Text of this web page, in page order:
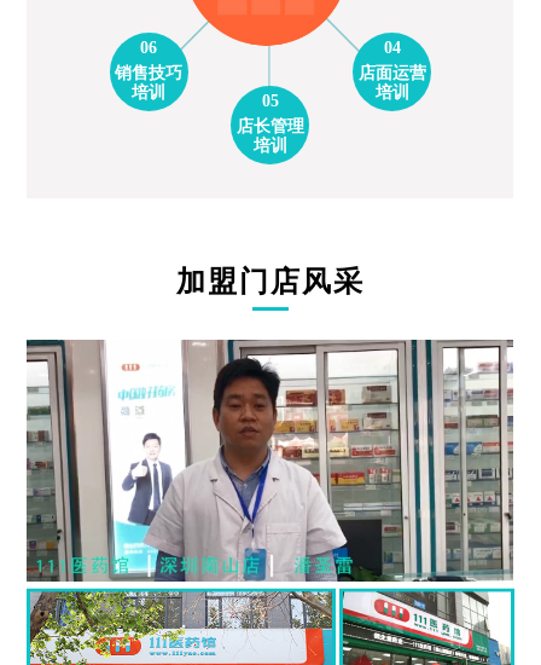
04
店面运营
培训
05
店长管理
培训
06
销售技巧
培训
加盟门店风采